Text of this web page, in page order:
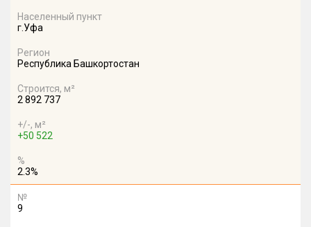
Населенный пункт
г.Уфа
Регион
Республика Башкортостан
Строится, м²
2 892 737
+/-, м²
+50 522
%
2.3%
№
9